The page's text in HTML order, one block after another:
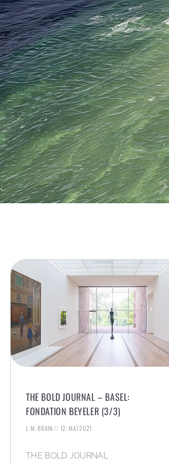
THE BOLD JOURNAL – BASEL:
FONDATION BEYELER (3/3)
J. M. BRAIN 12. MAI 2021
THE BOLD JOURNAL